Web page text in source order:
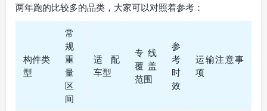
两年跑的比较多的品类，大家可以对照着参考：
构件类
型
常
规
重
量
区
间
适配
车型
专线
覆盖
范围
参
考
时
效
运输注意事
项